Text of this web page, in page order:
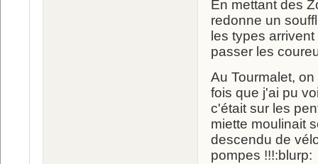
En mettant des
redonne un
les types
passer les
Au Tourmalet,
fois que j'ai pu
c'était sur les
miette moulinait
descendu de
pompes !!!:blurp: